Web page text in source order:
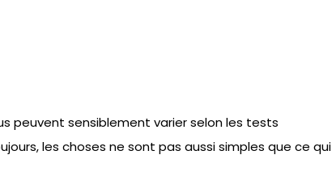
peuvent sensiblement varier selon les tests
les choses ne sont pas aussi simples que ce qui